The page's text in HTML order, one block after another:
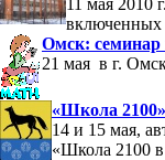
11 мая 2010
включенных
Омск: семинар
21 мая в г.
«Школа
14 и 15 мая,
«Школа 2100